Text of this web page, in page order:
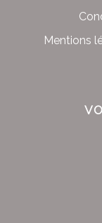
Mentions